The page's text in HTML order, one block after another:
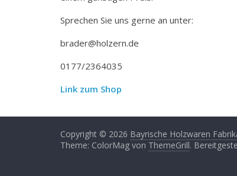
Sprechen Sie uns gerne an unter:
brader@holzern.de
0177/2364035
Link zum Shop
Copyright © 2026 Bayrische Holzwaren
Theme: ColorMag von ThemeGrill.